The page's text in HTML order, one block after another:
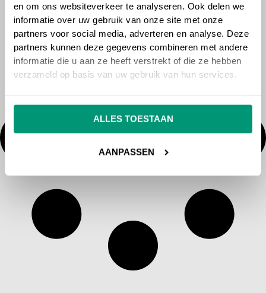
en om ons websiteverkeer te analyseren. Ook delen we
informatie over uw gebruik van onze site met onze
partners voor social media, adverteren en analyse. Deze
partners kunnen deze gegevens combineren met andere
informatie die u aan ze heeft verstrekt of die ze hebben
verzameld op basis van uw gebruik van hun services.
ALLES TOESTAAN
AANPASSEN